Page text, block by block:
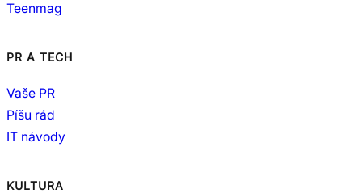
Teenmag
PR A TECH
Vaše PR
Píšu rád
IT návody
KULTURA